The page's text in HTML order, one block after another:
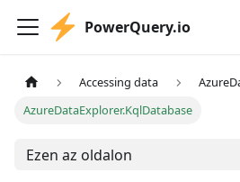
PowerQuery.io
Accessing data
AzureDataExplorer.KqlDatabase
Ezen az oldalon